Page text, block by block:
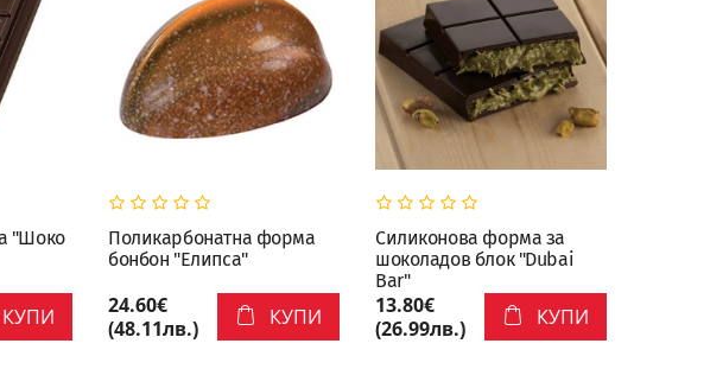
"Шоко
КУПИ
Поликарбонатна форма
бонбон "Елипса"
24.60€
(48.11лв.)
КУПИ
Силиконова форма за
шоколадов блок "Dubai
Bar"
13.80€
(26.99лв.)
КУПИ